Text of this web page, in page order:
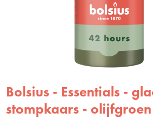
Bolsius - Essentials -
stompkaars - olijfgroen